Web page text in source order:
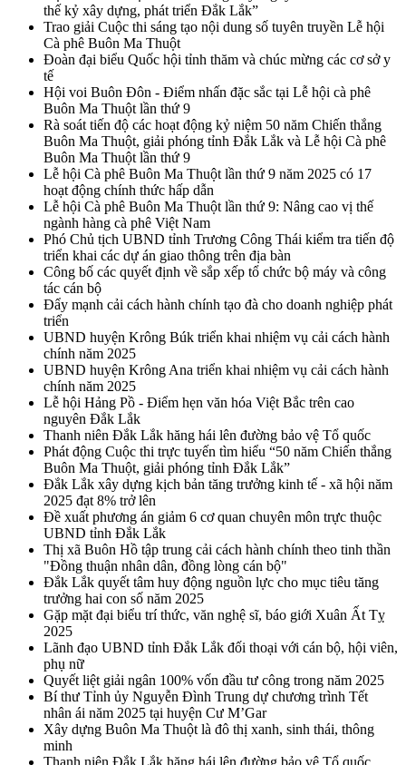
thế kỷ xây dựng, phát triển Đắk Lắk”
Trao giải Cuộc thi sáng tạo nội dung số tuyên truyền Lễ hội
Cà phê Buôn Ma Thuột
Đoàn đại biểu Quốc hội tỉnh thăm và chúc mừng các cơ sở y
tế
Hội voi Buôn Đôn - Điểm nhấn đặc sắc tại Lễ hội cà phê
Buôn Ma Thuột lần thứ 9
Rà soát tiến độ các hoạt động kỷ niệm 50 năm Chiến thắng
Buôn Ma Thuột, giải phóng tỉnh Đắk Lắk và Lễ hội Cà phê
Buôn Ma Thuột lần thứ 9
Lễ hội Cà phê Buôn Ma Thuột lần thứ 9 năm 2025 có 17
hoạt động chính thức hấp dẫn
Lễ hội Cà phê Buôn Ma Thuột lần thứ 9: Nâng cao vị thế
ngành hàng cà phê Việt Nam
Phó Chủ tịch UBND tỉnh Trương Công Thái kiểm tra tiến độ
triển khai các dự án giao thông trên địa bàn
Công bố các quyết định về sắp xếp tổ chức bộ máy và công
tác cán bộ
Đẩy mạnh cải cách hành chính tạo đà cho doanh nghiệp phát
triển
UBND huyện Krông Búk triển khai nhiệm vụ cải cách hành
chính năm 2025
UBND huyện Krông Ana triển khai nhiệm vụ cải cách hành
chính năm 2025
Lễ hội Hảng Pồ - Điểm hẹn văn hóa Việt Bắc trên cao
nguyên Đắk Lắk
Thanh niên Đắk Lắk hăng hái lên đường bảo vệ Tổ quốc
Phát động Cuộc thi trực tuyến tìm hiểu “50 năm Chiến thắng
Buôn Ma Thuột, giải phóng tỉnh Đắk Lắk”
Đắk Lắk xây dựng kịch bản tăng trưởng kinh tế - xã hội năm
2025 đạt 8% trở lên
Đề xuất phương án giảm 6 cơ quan chuyên môn trực thuộc
UBND tỉnh Đắk Lắk
Thị xã Buôn Hồ tập trung cải cách hành chính theo tinh thần
"Đồng thuận nhân dân, đồng lòng cán bộ"
Đắk Lắk quyết tâm huy động nguồn lực cho mục tiêu tăng
trưởng hai con số năm 2025
Gặp mặt đại biểu trí thức, văn nghệ sĩ, báo giới Xuân Ất Tỵ
2025
Lãnh đạo UBND tỉnh Đắk Lắk đối thoại với cán bộ, hội viên,
phụ nữ
Quyết liệt giải ngân 100% vốn đầu tư công trong năm 2025
Bí thư Tỉnh ủy Nguyễn Đình Trung dự chương trình Tết
nhân ái năm 2025 tại huyện Cư M’Gar
Xây dựng Buôn Ma Thuột là đô thị xanh, sinh thái, thông
minh